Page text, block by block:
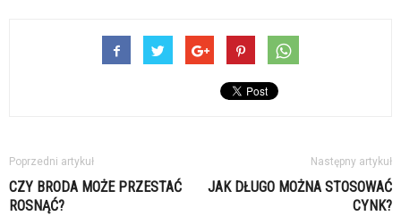
Poprzedni artykuł
CZY BRODA MOŻE PRZESTAĆ
ROSNĄĆ?
Następny artykuł
JAK DŁUGO MOŻNA STOSOWAĆ
CYNK?